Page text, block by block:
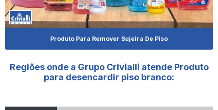
Fornecedor De Produtos De Limpeza
Fornecedor De Shampoo Para Pet
Fornecedor De Shampoo Para Pet O Paraná
Produto Para Remover Sujeira De Piso
Regiões onde a Grupo Crivialli atende Produto
para desencardir piso branco: